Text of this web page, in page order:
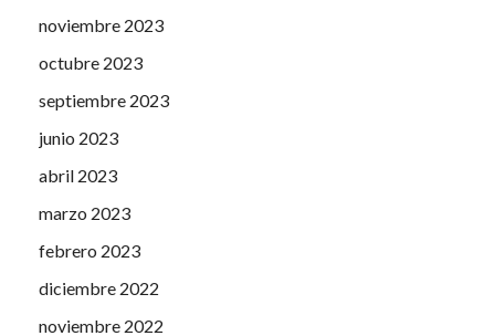
noviembre 2023
octubre 2023
septiembre 2023
junio 2023
abril 2023
marzo 2023
febrero 2023
diciembre 2022
noviembre 2022